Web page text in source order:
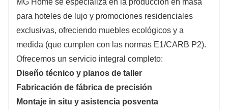
MG Home se especializa en la producción en masa
para hoteles de lujo y promociones residenciales
exclusivas, ofreciendo muebles ecológicos y a
medida (que cumplen con las normas E1/CARB P2).
Ofrecemos un servicio integral completo:
Diseño técnico y planos de taller
Fabricación de fábrica de precisión
Montaje in situ y asistencia posventa